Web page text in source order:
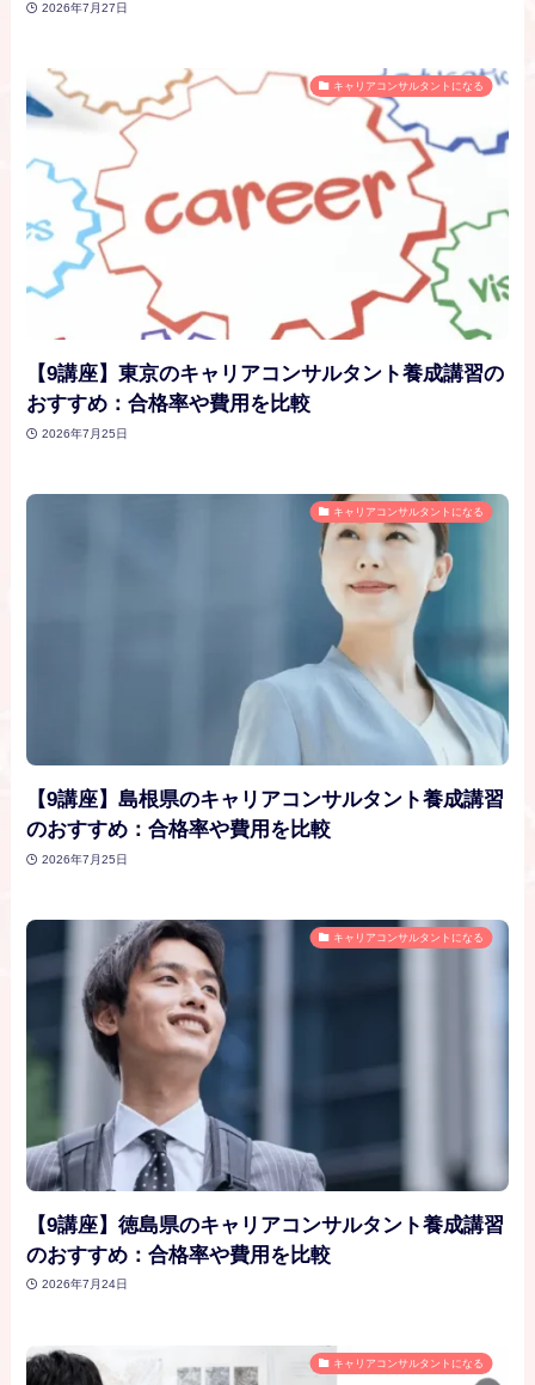
2026年7月27日
キャリアコンサルタントになる
【9講座】東京のキャリアコンサルタント養成講習の
おすすめ：合格率や費用を比較
2026年7月25日
キャリアコンサルタントになる
【9講座】島根県のキャリアコンサルタント養成講習
のおすすめ：合格率や費用を比較
2026年7月25日
キャリアコンサルタントになる
【9講座】徳島県のキャリアコンサルタント養成講習
のおすすめ：合格率や費用を比較
2026年7月24日
キャリアコンサルタントになる